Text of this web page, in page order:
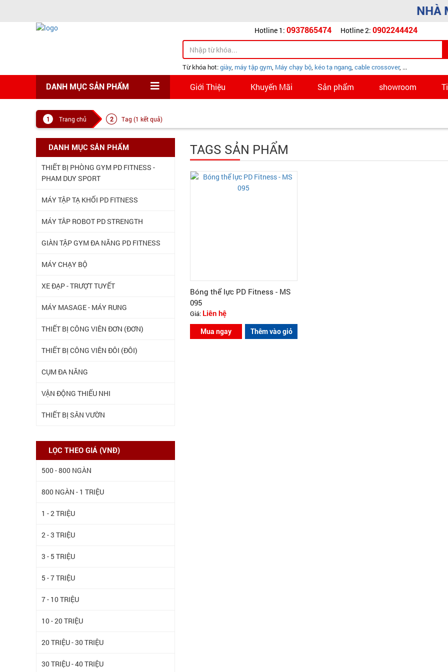
NHÀ
Hotline 1: 0937865474 Hotline 2: 0902244424
Từ khóa hot:giày, máy tập gym, Máy chạy bộ, kéo tạ ngang, cable crossover, ...
DANH MỤC SẢN PHẨM Giới Thiệu Khuyến Mãi Sản phẩm showroom
Trang chủ Tag (1 kết quả)
DANH MỤC SẢN PHẨM
THIẾT BỊ PHÒNG GYM PD FITNESS -
PHAM DUY SPORT
MÁY TẬP TẠ KHỐI PD FITNESS
MÁY TÂP ROBOT PD STRENGTH
GIÀN TẬP GYM ĐA NĂNG PD FITNESS
MÁY CHẠY BỘ
XE ĐẠP - TRƯỢT TUYẾT
MÁY MASAGE - MÁY RUNG
THIẾT BỊ CÔNG VIÊN ĐƠN (ĐƠN)
THIẾT BỊ CÔNG VIÊN ĐÔI (ĐÔI)
CỤM ĐA NĂNG
VẬN ĐỘNG THIẾU NHI
THIẾT BỊ SÂN VƯỜN
LỌC THEO GIÁ (VNĐ)
500 - 800 NGÀN
800 NGÀN - 1 TRIỆU
1 - 2 TRIỆU
2 - 3 TRIỆU
3 - 5 TRIỆU
5 - 7 TRIỆU
7 - 10 TRIỆU
10 - 20 TRIỆU
20 TRIỆU - 30 TRIỆU
30 TRIỆU - 40 TRIỆU
TAGS SẢN PHẨM
Bóng thể lực PD Fitness - MS
095
Giá: Liên hệ
Mua ngay Thêm vào giỏ